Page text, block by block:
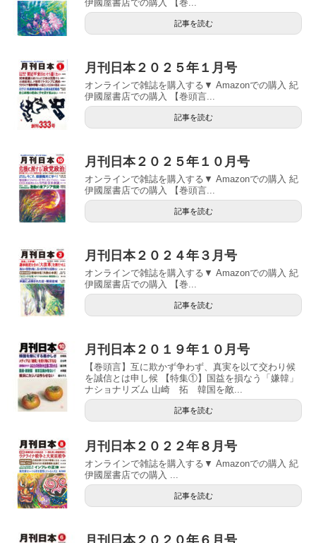
伊國屋書店での購入 【巻...
記事を読む
月刊日本２０２５年１月号
オンラインで雑誌を購入する▼ Amazonでの購入 紀
伊國屋書店での購入 【巻頭言...
記事を読む
月刊日本２０２５年１０月号
オンラインで雑誌を購入する▼ Amazonでの購入 紀
伊國屋書店での購入 【巻頭言...
記事を読む
月刊日本２０２４年３月号
オンラインで雑誌を購入する▼ Amazonでの購入 紀
伊國屋書店での購入 【巻...
記事を読む
月刊日本２０１９年１０月号
【巻頭言】互に欺かず争わず、真実を以て交わり候
を誠信とは申し候 【特集①】国益を損なう「嫌韓」
ナショナリズム 山崎 拓 韓国を敵...
記事を読む
月刊日本２０２２年８月号
オンラインで雑誌を購入する▼ Amazonでの購入 紀
伊國屋書店での購入 ...
記事を読む
月刊日本２０２０年６月号